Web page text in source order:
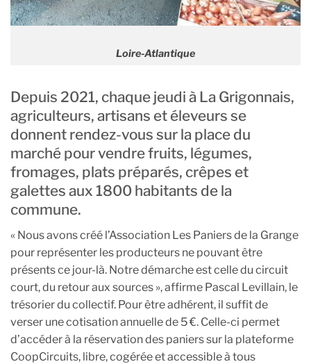
Loire-Atlantique
Depuis 2021, chaque jeudi à La Grigonnais,
agriculteurs, artisans et éleveurs se
donnent rendez-vous sur la place du
marché pour vendre fruits, légumes,
fromages, plats préparés, crêpes et
galettes aux 1800 habitants de la
commune.
« Nous avons créé l’Association Les Paniers de la Grange
pour représenter les producteurs ne pouvant être
présents ce jour-là. Notre démarche est celle du circuit
court, du retour aux sources », affirme Pascal Levillain, le
trésorier du collectif. Pour être adhérent, il suffit de
verser une cotisation annuelle de 5 €. Celle-ci permet
d’accéder à la réservation des paniers sur la plateforme
CoopCircuits, libre, cogérée et accessible à tous